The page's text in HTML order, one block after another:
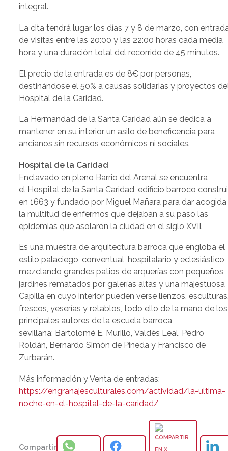
integral.
La cita tendrá lugar los días 7 y 8 de marzo, con
de visitas entre las 20:00 y las 22:00 horas cada media
hora y una duración total del recorrido de 45 minutos.
El precio de la entrada es de 8€ por personas,
destinándose el 50% a causas solidarias y proyectos
Hospital de la Caridad.
La Hermandad de la Santa Caridad aún se dedica a
mantener en su interior un asilo de beneficencia para
ancianos sin recursos económicos ni sociales.
Hospital de la Caridad
Enclavado en pleno Barrio del Arenal se encuentra
el Hospital de la Santa Caridad, edificio barroco
en 1663 y fundado por Miguel Mañara para dar acogida
la multitud de enfermos que dejaban a su paso las
epidemias que asolaron la ciudad en el siglo XVII.
Es una muestra de arquitectura barroca que engloba el
estilo palaciego, conventual, hospitalario y eclesiástico,
mezclando grandes patios de arquerías con pequeños
jardines rematados por galerías altas y una majestuosa
Capilla en cuyo interior pueden verse lienzos,
frescos, yeserías y retablos, todo ello de la mano de los
principales autores de la escuela barroca
sevillana: Bartolomé E. Murillo, Valdés Leal, Pedro
Roldán, Bernardo Simón de Pineda y Francisco de
Zurbarán.
Más información y Venta de entradas:
https://engranajesculturales.com/actividad/la-ultima-
noche-en-el-hospital-de-la-caridad/
Compartir